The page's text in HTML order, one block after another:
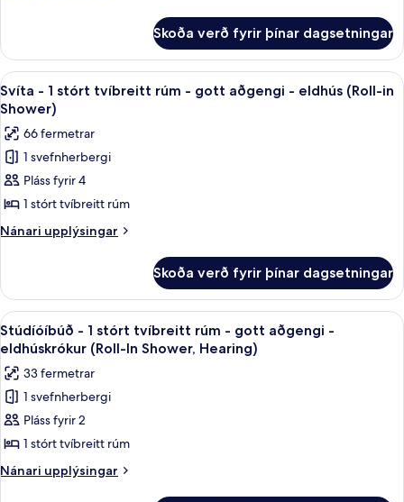
-
gott
aðgengi
-
eldhúskrókur
(Roll-
In
Shower)
-
stórt
tvíbreitt
gott
aðgengi
-
eldhúskrókur
In
Skoða verð fyrir þínar dagsetningar
Skoða
allar
myndir
fyrir
Svíta
-
1
stórt
-
gott
aðgengi
-
eldhús
(Roll-
in
Shower)
Rúmföt af bestu gerð, dúnsængur,
9
Svíta - 1 stórt tvíbreitt rúm - gott aðgengi - eldhús (Roll-in
Shower)
66 fermetrar
1 svefnherbergi
Pláss fyrir 4
1 stórt tvíbreitt rúm
Nánari upplýsingar
Nánari
-
stórt
tvíbreitt
gott
aðgengi
-
eldhús
in
Skoða verð fyrir þínar dagsetningar
Skoða
allar
myndir
fyrir
Stúdíóíbúð
-
1
stórt
Rúmföt af bestu gerð, dúnsængur,
7
Stúdíóíbúð - 1 stórt tvíbreitt rúm - gott aðgengi -
eldhúskrókur (Roll-In Shower, Hearing)
33 fermetrar
1 svefnherbergi
Pláss fyrir 2
1 stórt tvíbreitt rúm
Nánari upplýsingar
Nánari